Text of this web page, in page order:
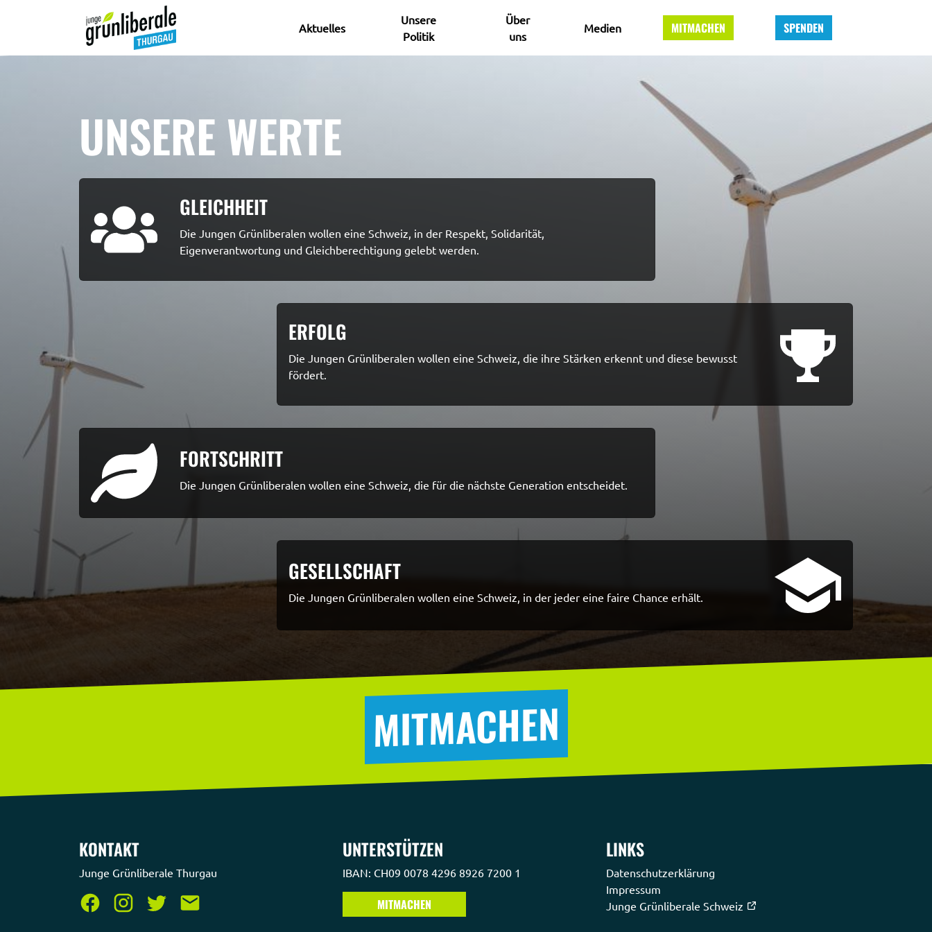
Aktuelles
Unsere
Politik
Über
uns
Medien MITMACHEN SPENDEN
UNSERE WERTE
GLEICHHEIT
Die Jungen Grünliberalen wollen eine Schweiz, in der Respekt, Solidarität,
Eigenverantwortung und Gleichberechtigung gelebt werden.
ERFOLG
Die Jungen Grünliberalen wollen eine Schweiz, die ihre Stärken erkennt und diese bewusst
fördert.
FORTSCHRITT
Die Jungen Grünliberalen wollen eine Schweiz, die für die nächste Generation entscheidet.
GESELLSCHAFT
Die Jungen Grünliberalen wollen eine Schweiz, in der jeder eine faire Chance erhält.
MITMACHEN
KONTAKT
Junge Grünliberale Thurgau
UNTERSTÜTZEN
IBAN: CH09 0078 4296 8926 7200 1
MITMACHEN
LINKS
Datenschutzerklärung
Impressum
Junge Grünliberale Schweiz